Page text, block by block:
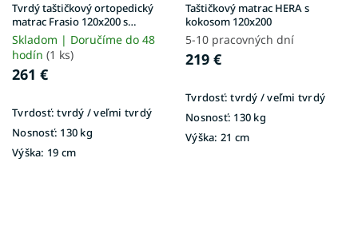
Tvrdý taštičkový ortopedický
matrac Frasio 120x200 s
kokosom
Skladom | Doručíme do 48
hodín (1 ks)
261 €
Tvrdosť: tvrdý / veľmi tvrdý
Nosnosť: 130 kg
Výška: 19 cm
Taštičkový matrac HERA s
kokosom 120x200
5-10 pracovných dní
219 €
Tvrdosť: tvrdý / veľmi tvrdý
Nosnosť: 130 kg
Výška: 21 cm